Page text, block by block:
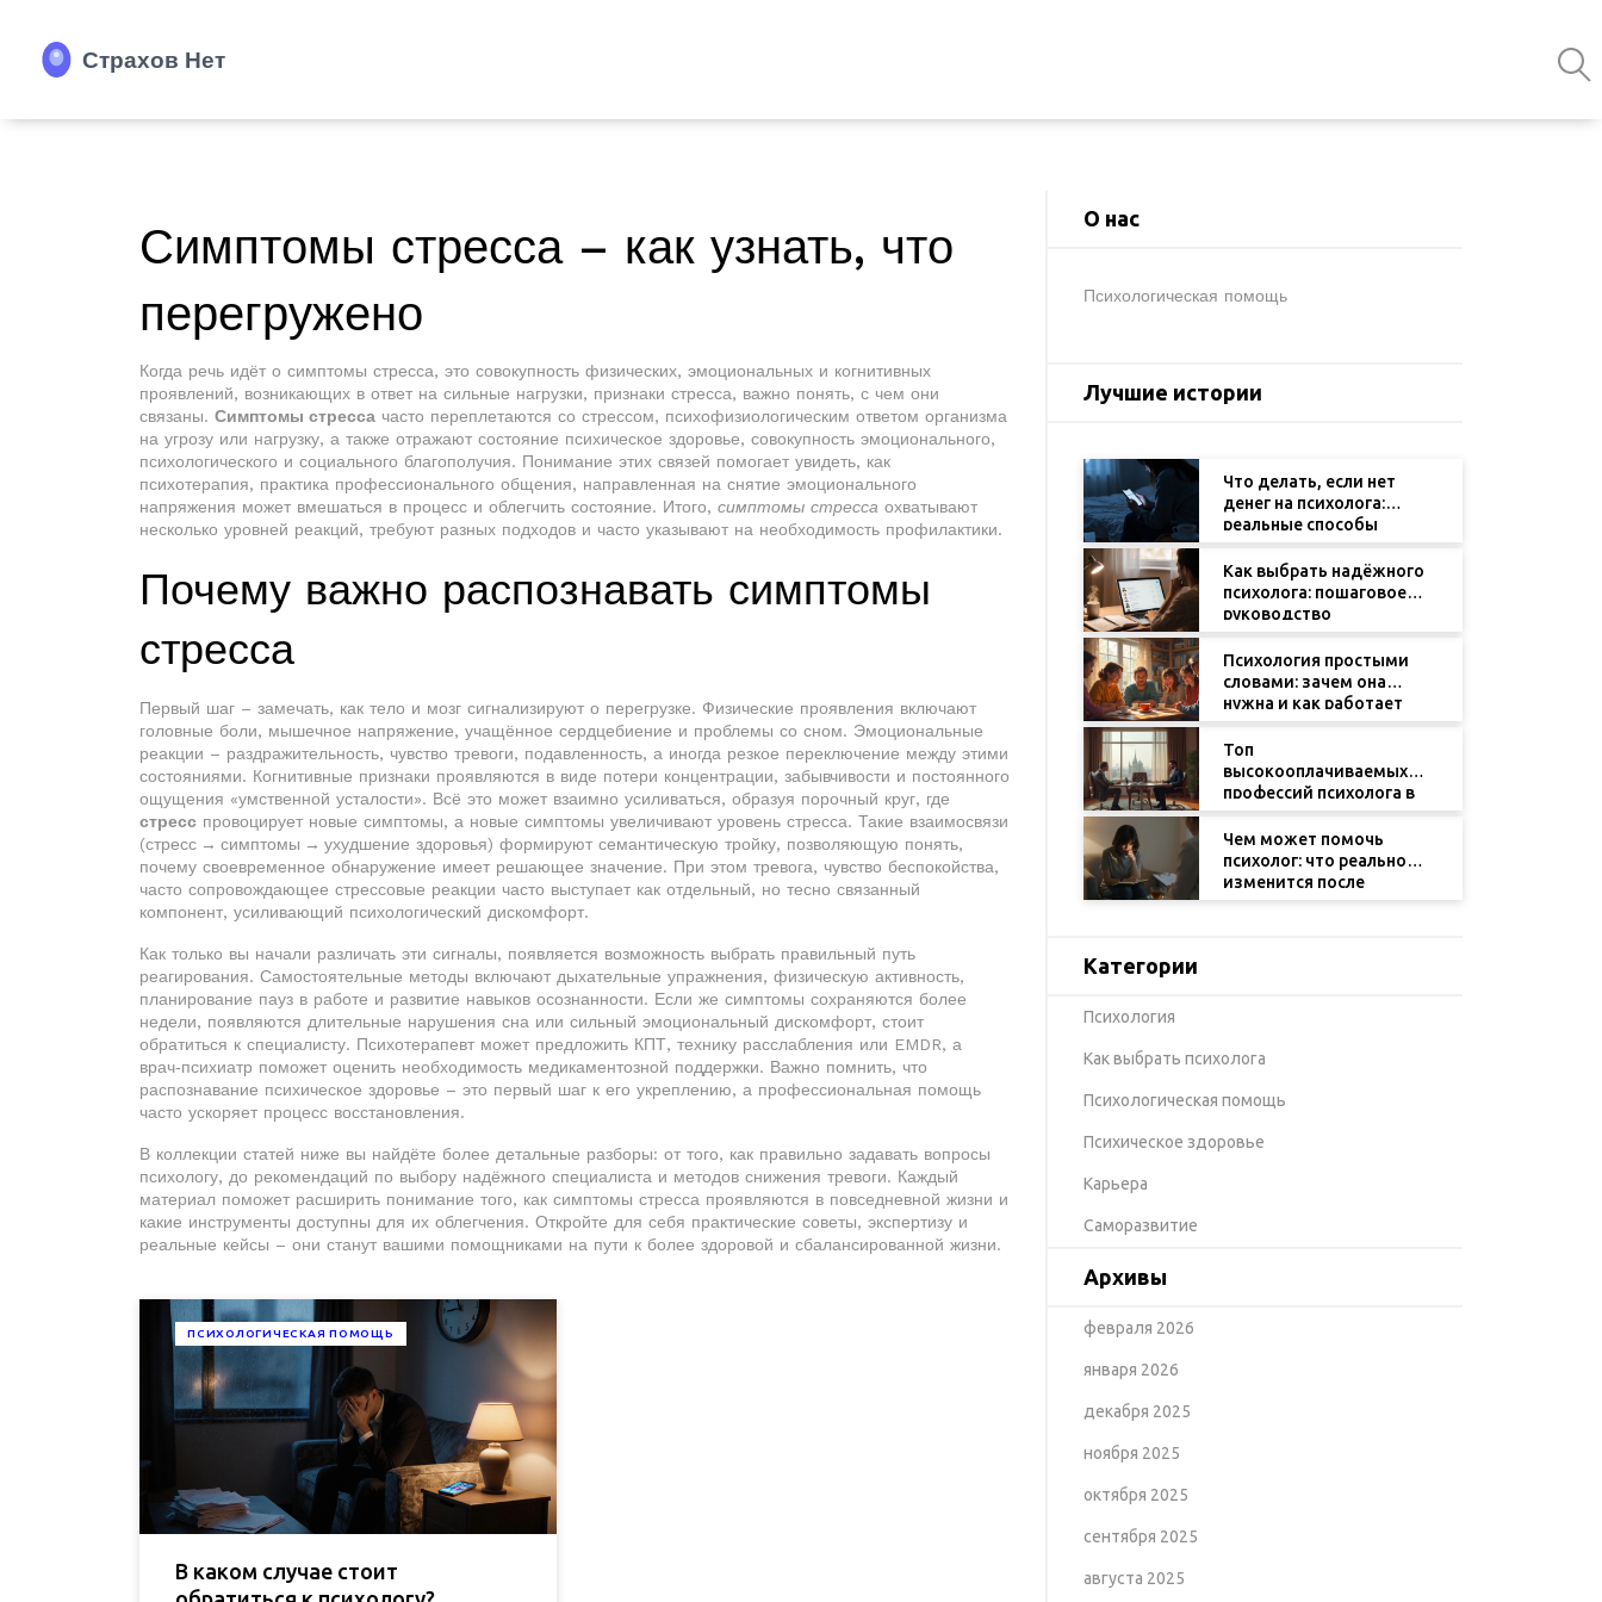
Симптомы стресса – как узнать, что
перегружено
Когда речь идёт о симптомы стресса, это совокупность физических, эмоциональных и когнитивных
проявлений, возникающих в ответ на сильные нагрузки, признаки стресса, важно понять, с чем они
связаны. Симптомы стресса часто переплетаются со стрессом, психофизиологическим ответом организма
на угрозу или нагрузку, а также отражают состояние психическое здоровье, совокупность эмоционального,
психологического и социального благополучия. Понимание этих связей помогает увидеть, как
психотерапия, практика профессионального общения, направленная на снятие эмоционального
напряжения может вмешаться в процесс и облегчить состояние. Итого, симптомы стресса охватывают
несколько уровней реакций, требуют разных подходов и часто указывают на необходимость профилактики.
Почему важно распознавать симптомы
стресса
Первый шаг – замечать, как тело и мозг сигнализируют о перегрузке. Физические проявления включают
головные боли, мышечное напряжение, учащённое сердцебиение и проблемы со сном. Эмоциональные
реакции – раздражительность, чувство тревоги, подавленность, а иногда резкое переключение между этими
состояниями. Когнитивные признаки проявляются в виде потери концентрации, забывчивости и постоянного
ощущения «умственной усталости». Всё это может взаимно усиливаться, образуя порочный круг, где
стресс провоцирует новые симптомы, а новые симптомы увеличивают уровень стресса. Такие взаимосвязи
(стресс → симптомы → ухудшение здоровья) формируют семантическую тройку, позволяющую понять,
почему своевременное обнаружение имеет решающее значение. При этом тревога, чувство беспокойства,
часто сопровождающее стрессовые реакции часто выступает как отдельный, но тесно связанный
компонент, усиливающий психологический дискомфорт.
Как только вы начали различать эти сигналы, появляется возможность выбрать правильный путь
реагирования. Самостоятельные методы включают дыхательные упражнения, физическую активность,
планирование пауз в работе и развитие навыков осознанности. Если же симптомы сохраняются более
недели, появляются длительные нарушения сна или сильный эмоциональный дискомфорт, стоит
обратиться к специалисту. Психотерапевт может предложить КПТ, технику расслабления или EMDR, а
врач‑психиатр поможет оценить необходимость медикаментозной поддержки. Важно помнить, что
распознавание психическое здоровье – это первый шаг к его укреплению, а профессиональная помощь
часто ускоряет процесс восстановления.
В коллекции статей ниже вы найдёте более детальные разборы: от того, как правильно задавать вопросы
психологу, до рекомендаций по выбору надёжного специалиста и методов снижения тревоги. Каждый
материал поможет расширить понимание того, как симптомы стресса проявляются в повседневной жизни и
какие инструменты доступны для их облегчения. Откройте для себя практические советы, экспертизу и
реальные кейсы – они станут вашими помощниками на пути к более здоровой и сбалансированной жизни.
ПСИХОЛОГИЧЕСКАЯ ПОМОЩЬ
В каком случае стоит
О нас
Психологическая помощь
Лучшие истории
Что делать, если нет
денег на психолога:
реальные способы
получить помощь
Как выбрать надёжного
психолога: пошаговое
руководство
Психология простыми
словами: зачем она
нужна и как работает
Топ
высокооплачиваемых
профессий психолога в
2025 году: где лучше
зарабатывать?
Чем может помочь
психолог: что реально
изменится после
консультаций
Категории
Психология
Как выбрать психолога
Психологическая помощь
Психическое здоровье
Карьера
Саморазвитие
Архивы
февраля 2026
января 2026
декабря 2025
ноября 2025
октября 2025
сентября 2025
августа 2025